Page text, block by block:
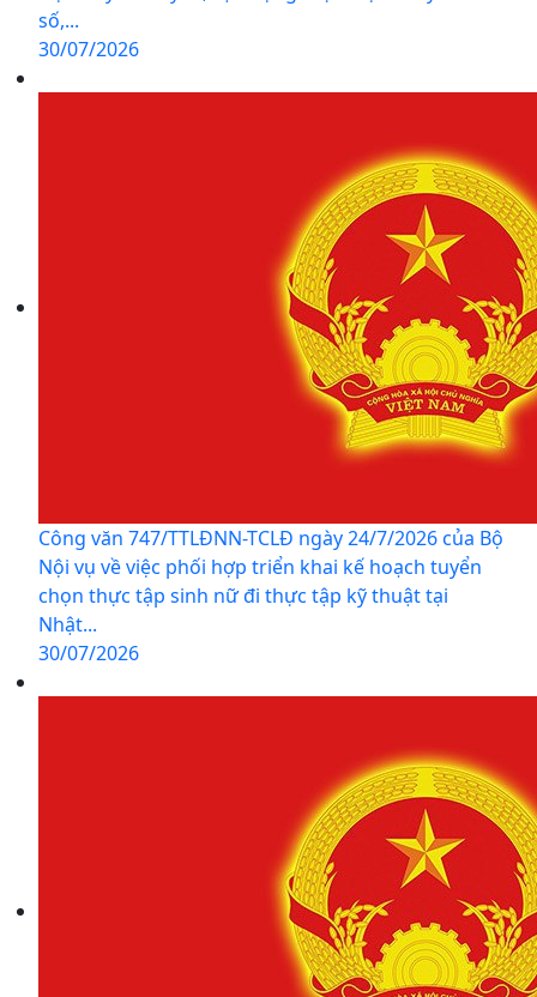
số,...
30/07/2026
Công văn 747/TTLĐNN-TCLĐ ngày 24/7/2026 của Bộ
Nội vụ về việc phối hợp triển khai kế hoạch tuyển
chọn thực tập sinh nữ đi thực tập kỹ thuật tại
Nhật...
30/07/2026